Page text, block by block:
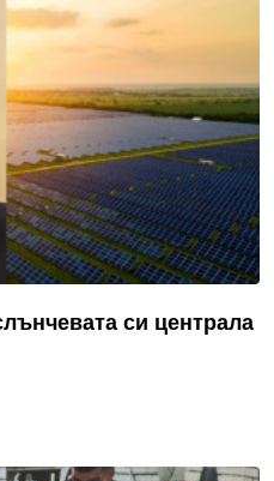
си централа